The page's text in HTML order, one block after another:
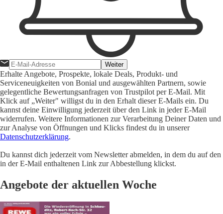
Weiter
Erhalte Angebote, Prospekte, lokale Deals, Produkt- und
Serviceneuigkeiten von Bonial und ausgewählten Partnern, sowie
gelegentliche Bewertungsanfragen von Trustpilot per E-Mail. Mit
Klick auf „Weiter" willigst du in den Erhalt dieser E-Mails ein. Du
kannst deine Einwilligung jederzeit über den Link in jeder E-Mail
widerrufen. Weitere Informationen zur Verarbeitung Deiner Daten und
zur Analyse von Öffnungen und Klicks findest du in unserer
Datenschutzerklärung.
Du kannst dich jederzeit vom Newsletter abmelden, in dem du auf den
in der E-Mail enthaltenen Link zur Abbestellung klickst.
Angebote der aktuellen Woche